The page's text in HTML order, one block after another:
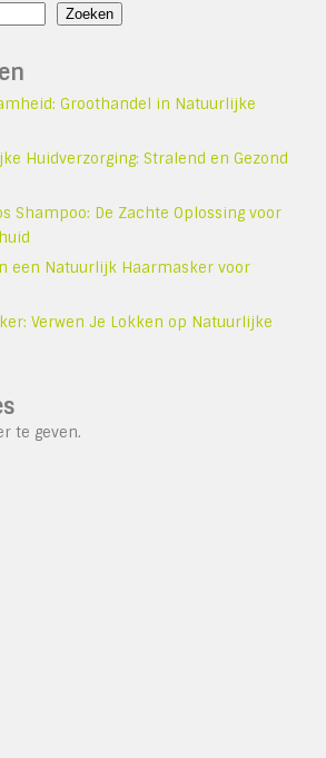
Zoeken
Groothandel in Natuurlijke
Huidverzorging: Stralend en Gezond
Shampoo: De Zachte Oplossing voor
een Natuurlijk Haarmasker voor
Verwen Je Lokken op Natuurlijke
te geven.